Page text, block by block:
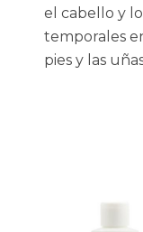
el cabello y
temporales
pies y las